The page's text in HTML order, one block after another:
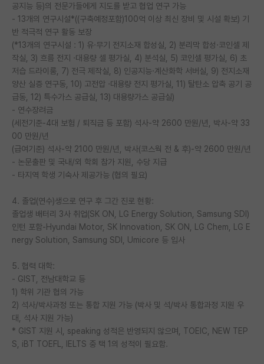
공지능 등)의 전문가들에게 지도를 받고 협업 연구 가능
- 13개의 연구시설*((구축예정포함)100억 이상 최신 장비 및 시설 확보) 기
반 적극적 연구 활동 보장
(*13개의 연구시설 : 1) 유·무기 전지소재 합성실, 2) 분리막 합성·코인셀 제
작실, 3) 흐름 전지 ·대용량 셀 평가실, 4) 분석실, 5) 코인셀 평가실, 6) 초
저습 드라이룸, 7) 전극 제작실, 8) 인공지능·계산화학 서버실, 9) 전지소재
양산 실증 연구동, 10) 고전압 ·대용량 전지 평가실, 11) 탈탄소 압축 공기 공
급동, 12) 특수가스 공급실, 13) 대용량가스 공급실)
- 연수장려금
(세전기준-4대 보험 / 퇴직금 등 포함) 석사-약 2600 만원/년, 박사-약 33
00 만원/년
(급여기준) 석사-약 2100 만원/년, 박사(코스웍 전 & 후)-약 2600 만원/년
- 논문출판 및 국내/외 학회 참가 지원, 수당 지급
- 타지역 학생 기숙사 제공가능 (협의 필요)
4. 졸업(연수)생으로 연구 후 그간 진로 현황:
졸업생 배터리 3사 취업(SK ON, LG Energy Solution, Samsung SDI)
인턴 포함-Hyundai Motor, SK Innovation, SK ON, LG Chem, LG E
nergy Solution, Samsung SDI, Umicore 등 입사
5. 협력 대학:
- GIST, 전남대학교 등
1) 학위 기관 협의 가능
2) 석사/박사과정 또는 통합 지원 가능 (박사 및 석/박사 통합과정 지원 우
대, 석사 지원 가능)
* GIST 지원 시, speaking 성적은 반영되지 않으며, TOEIC, NEW TEP
S, iBT TOEFL, IELTS 중 택 1의 성적이 필요함.